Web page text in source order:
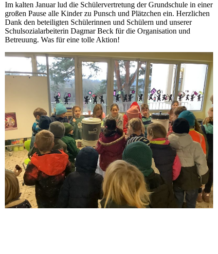
Im kalten Januar lud die Schülervertretung der Grundschule in einer
großen Pause alle Kinder zu Punsch und Plätzchen ein. Herzlichen
Dank den beteiligten Schülerinnen und Schülern und unserer
Schulsozialarbeiterin Dagmar Beck für die Organisation und
Betreuung. Was für eine tolle Aktion!